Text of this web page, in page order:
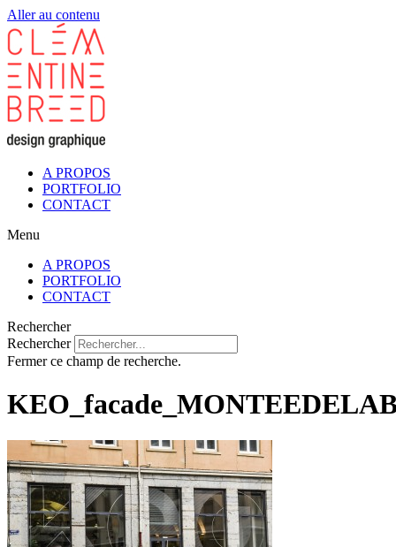
Aller au contenu
A PROPOS
PORTFOLIO
CONTACT
Menu
A PROPOS
PORTFOLIO
CONTACT
Rechercher
Rechercher
Fermer ce champ de recherche.